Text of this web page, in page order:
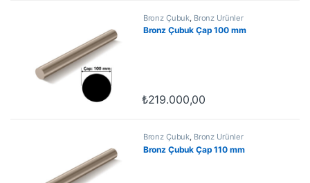
Bronz Çubuk Bronz Ürünler
Bronz Çubuk Çap 100 mm
₺219.000,00
Bronz Çubuk, Bronz Ürünler
Bronz Çubuk Çap 110 mm